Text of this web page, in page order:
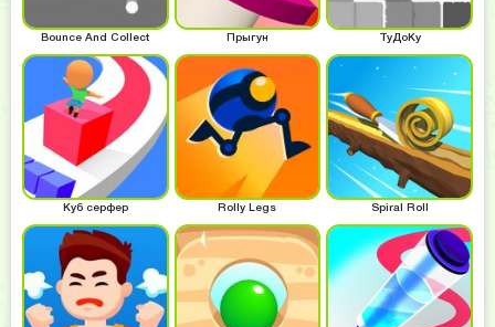
Bounce And Collect Прыгун ТуДоКу
Куб серфер Rolly Legs Spiral Roll